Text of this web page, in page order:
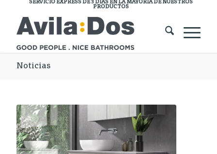
SERVICIO EXPRESS DE 3 DÍAS EN LA MAYORÍA DE NUESTROS
PRODUCTOS
Noticias